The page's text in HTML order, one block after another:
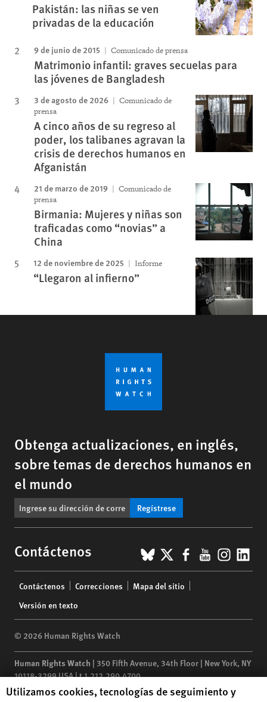
Pakistán: las niñas se ven
privadas de la educación
9 de junio de 2015 Comunicado de prensa
Matrimonio infantil: graves secuelas para
las jóvenes de Bangladesh
3 de agosto de 2026
Comunicado de
prensa
A cinco años de su regreso al
poder, los talibanes agravan la
crisis de derechos humanos en
Afganistán
21 de marzo de 2019
Comunicado de
prensa
Birmania: Mujeres y niñas son
traficadas como “novias” a
China
12 de noviembre de 2025 Informe
“Llegaron al infierno”
Obtenga actualizaciones, en inglés,
sobre temas de derechos humanos en
el mundo
Regístrese
Contáctenos BlueSky
X Facebook
YouTube
menu
Contáctenos Correcciones
Mapa del sitio
Versión en texto
© 2026 Human Rights Watch
Human Rights Watch | 350 Fifth Avenue, 34th Floor | New York, NY
10118-3299USA|t1.212.290.4700
Human Rights Watchis a 501(C)(3) nonprofit registered in the US
Human Rights Watch cookie preferences
Utilizamos cookies, tecnologías de seguimiento y